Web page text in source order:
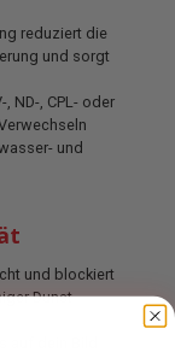
reduziert die
und sorgt
, ND-, CPL- oder
und
und blockiert
Dunst
auf dein Bild